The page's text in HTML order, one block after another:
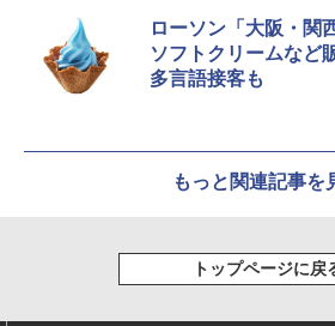
ローソン「大阪・関
ソフトクリームなど
多言語接客も
もっと関連記事を
トップページに戻